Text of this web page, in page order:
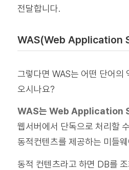
전달합니다.
WAS(Web Application
그렇다면 WAS는 어떤 단어의
오시나요?
WAS는 Web Application
웹서버에서 단독으로 처리할
동적컨텐츠를 제공하는 미들
동적 컨텐츠라고 하면 DB를